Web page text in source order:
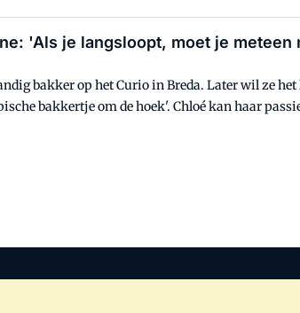
'Als je langsloopt, moet je meteen
bakker op het Curio in Breda. Later wil ze het
bakkertje om de hoek'. Chloé kan haar